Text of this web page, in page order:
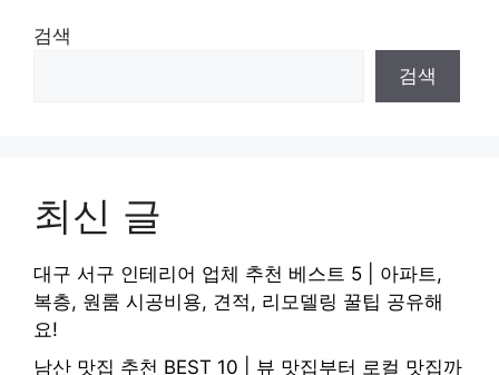
검색
검색
최신 글
대구 서구 인테리어 업체 추천 베스트 5 | 아파트,
복층, 원룸 시공비용, 견적, 리모델링 꿀팁 공유해
요!
남산 맛집 추천 BEST 10 | 뷰 맛집부터 로컬 맛집까